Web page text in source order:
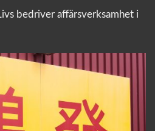
bedriver affärsverksamhet i